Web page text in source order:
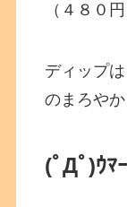
（４８０円
ディップ
のまろやか
(ﾟДﾟ)ｳﾏ